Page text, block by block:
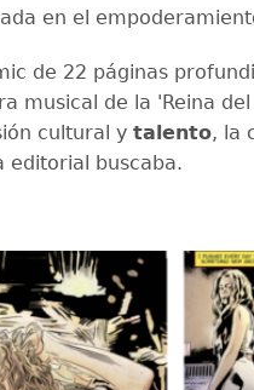
en el
de 22 páginas
musical de la 'Reina
cultural y talento, la
editorial buscaba.